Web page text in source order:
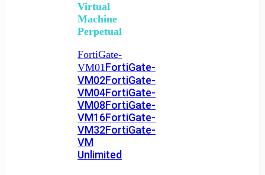
Virtual
Machine
Perpetual
FortiGate-
VM01FortiGate-
VM02FortiGate-
VM04FortiGate-
VM08FortiGate-
VM16FortiGate-
VM32FortiGate-
VM
Unlimited